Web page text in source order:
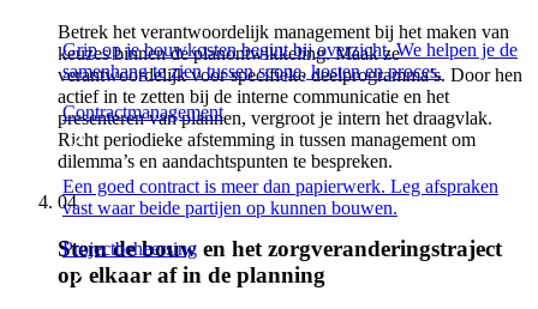
Grip op je bouwkosten begint bij overzicht. We helpen je de
samenhang te zien tussen scope, kosten en proces.
Contractmanagement
Een goed contract is meer dan papierwerk. Leg afspraken
vast waar beide partijen op kunnen bouwen.
Projectbeheersing
Betrek het verantwoordelijk management bij het maken van
keuzes binnen de planontwikkeling. Maak ze
verantwoordelijk voor specifieke deelprogramma’s. Door hen
actief in te zetten bij de interne communicatie en het
presenteren van plannen, vergroot je intern het draagvlak.
Richt periodieke afstemming in tussen management om
dilemma’s en aandachtspunten te bespreken.
04
Stem de bouw en het zorgveranderingstraject
op elkaar af in de planning